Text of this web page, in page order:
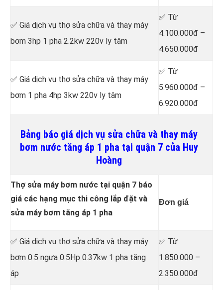
✅ Giá dịch vụ thợ sửa chữa và thay máy
bơm 3hp 1 pha 2.2kw 220v ly tâm
✅ Từ
4.100.000đ –
4.650.000đ
✅ Giá dịch vụ thợ sửa chữa và thay máy
bơm 1 pha 4hp 3kw 220v ly tâm
✅ Từ
5.960.000đ –
6.920.000đ
Bảng báo giá dịch vụ sửa chữa và thay máy
bơm nước tăng áp 1 pha tại quận 7 của Huy
Hoàng
Thợ sửa máy bơm nước tại quận 7 báo
giá các hạng mục thi công lắp đặt và
sửa máy bơm tăng áp 1 pha
Đơn giá
✅ Giá dịch vụ thợ sửa chữa và thay máy
bơm 0.5 ngựa 0.5Hp 0.37kw 1 pha tăng
áp
✅ Từ
1.850.000 –
2.350.000đ